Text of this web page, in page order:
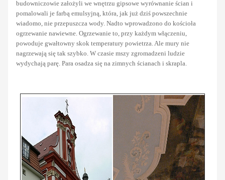
budowniczowie założyli we wnętrzu gipsowe wyrównanie ścian i
pomalowali je farbą emulsyjną, która, jak już dziś powszechnie
wiadomo, nie przepuszcza wody. Nadto wprowadzono do kościoła
ogrzewanie nawiewne. Ogrzewanie to, przy każdym włączeniu,
powoduje gwałtowny skok temperatury powietrza. Ale mury nie
nagrzewają się tak szybko. W czasie mszy zgromadzeni ludzie
wydychają parę. Para osadza się na zimnych ścianach i skrapla.